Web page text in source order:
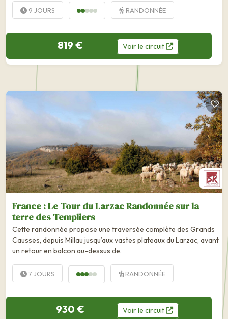
9 JOURS RANDONNÉE
819 € Voirle circuit
France : Le Tour du Larzac Randonnée sur la
terre des Templiers
Cette randonnée propose une traversée complète des Grands
Causses, depuis Millau jusqu’aux vastes plateaux du Larzac, avant
un retour en balcon au-dessus de.
7 JOURS RANDONNÉE
930 € Voirle circuit